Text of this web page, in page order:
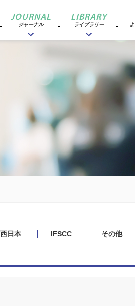
JOURNAL
ジャーナル
LIBRARY
ライブラリー
西日本 IFSCC その他